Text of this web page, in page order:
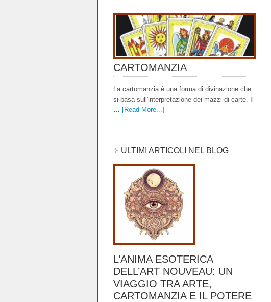
CARTOMANZIA
La cartomanzia è una forma di divinazione che
si basa sull'interpretazione dei mazzi di carte. Il
… [Read More...]
ULTIMI ARTICOLI NEL BLOG
L’ANIMA ESOTERICA
DELL’ART NOUVEAU: UN
VIAGGIO TRA ARTE,
CARTOMANZIA E IL POTERE